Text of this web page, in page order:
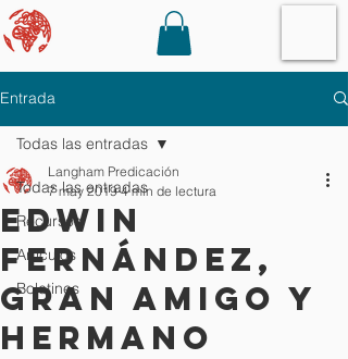
Entrada
Todas las entradas
Recursos
Artículos
Boletines
Todas las entradas
Edwin
Fernández,
gran amigo y
hermano
Langham Predicación
7 may 2019 4 min de lectura